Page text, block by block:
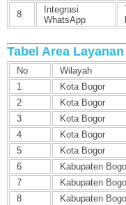
8
Integrasi
WhatsApp
Tabel Area
No Wilayah
1
Kota Bogor
2
Kota Bogor
3
Kota Bogor
4
Kota Bogor
5
Kota Bogor
6
Kabupaten
7
Kabupaten
8
Kabupaten